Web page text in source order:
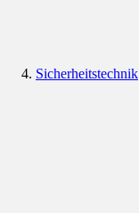
Sicherheitstechnik